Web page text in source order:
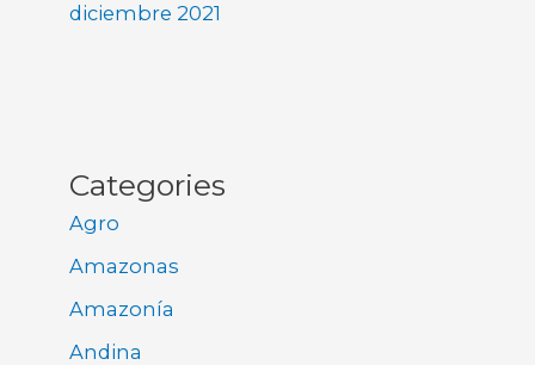
diciembre 2021
Categories
Agro
Amazonas
Amazonía
Andina